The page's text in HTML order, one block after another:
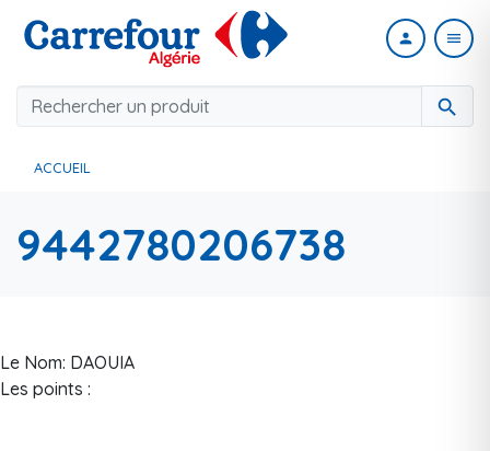
search
person menu
ACCUEIL
9442780206738
Le Nom: DAOUIA
Les points :